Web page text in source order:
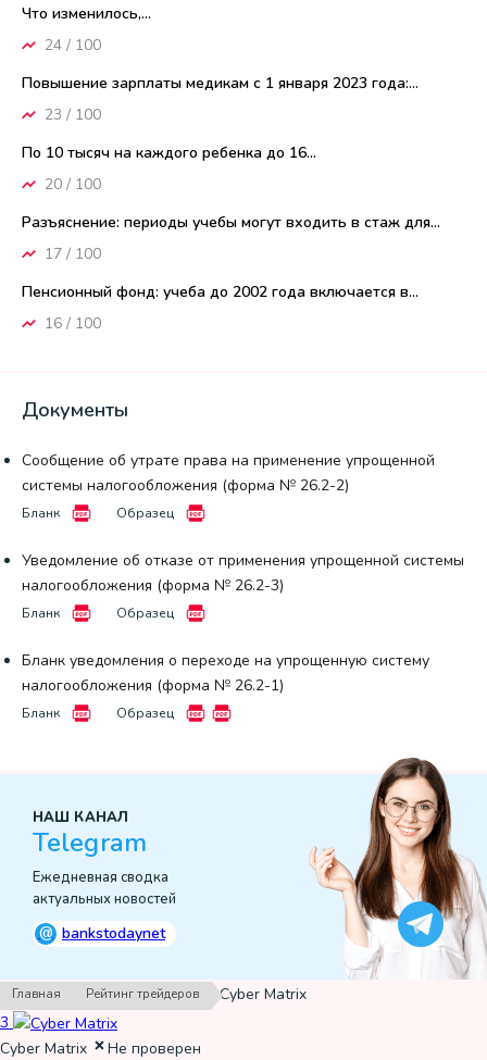
Что изменилось,...
24 / 100
Повышение зарплаты медикам с 1 января 2023 года:...
23 / 100
По 10 тысяч на каждого ребенка до 16...
20 / 100
Разъяснение: периоды учебы могут входить в стаж для...
17 / 100
Пенсионный фонд: учеба до 2002 года включается в...
16 / 100
Документы
Сообщение об утрате права на применение упрощенной
системы налогообложения (форма № 26.2-2)
Бланк Образец
Уведомление об отказе от применения упрощенной системы
налогообложения (форма № 26.2-3)
Бланк Образец
Бланк уведомления о переходе на упрощенную систему
налогообложения (форма № 26.2-1)
Бланк Образец
НАШ КАНАЛ
Telegram
Ежедневная сводка
актуальных новостей
@ bankstodaynet
Главная Рейтинг трейдеров ›Cyber Matrix
3
Cyber Matrix
Не проверен